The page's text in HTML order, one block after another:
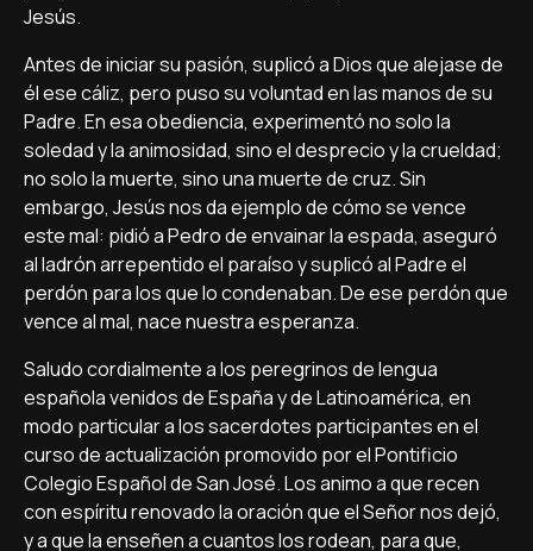
Jesús.
Antes de iniciar su pasión, suplicó a Dios que alejase de
él ese cáliz, pero puso su voluntad en las manos de su
Padre. En esa obediencia, experimentó no solo la
soledad y la animosidad, sino el desprecio y la crueldad;
no solo la muerte, sino una muerte de cruz. Sin
embargo, Jesús nos da ejemplo de cómo se vence
este mal: pidió a Pedro de envainar la espada, aseguró
al ladrón arrepentido el paraíso y suplicó al Padre el
perdón para los que lo condenaban. De ese perdón que
vence al mal, nace nuestra esperanza.
Saludo cordialmente a los peregrinos de lengua
española venidos de España y de Latinoamérica, en
modo particular a los sacerdotes participantes en el
curso de actualización promovido por el Pontificio
Colegio Español de San José. Los animo a que recen
con espíritu renovado la oración que el Señor nos dejó,
y a que la enseñen a cuantos los rodean, para que,